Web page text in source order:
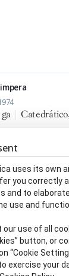
i Castelló
de la Reial
|Dramaturgo,
tisa |
ga|
uses its own
you correctly
and to
use and
our use of all
button, or
“Cookie
exercise your